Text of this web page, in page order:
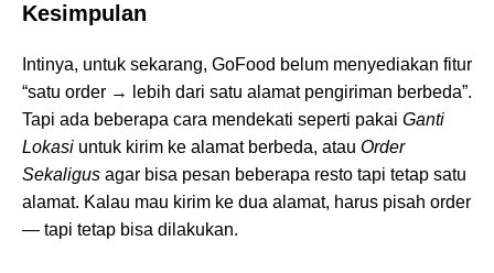
Kesimpulan
Intinya, untuk sekarang, GoFood belum menyediakan fitur
“satu order → lebih dari satu alamat pengiriman berbeda”.
Tapi ada beberapa cara mendekati seperti pakai Ganti
Lokasi untuk kirim ke alamat berbeda, atau Order
Sekaligus agar bisa pesan beberapa resto tapi tetap satu
alamat. Kalau mau kirim ke dua alamat, harus pisah order
— tapi tetap bisa dilakukan.